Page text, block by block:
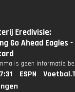
Eredivisie:
Go Ahead Eagles -
is geen informatie
ESPN